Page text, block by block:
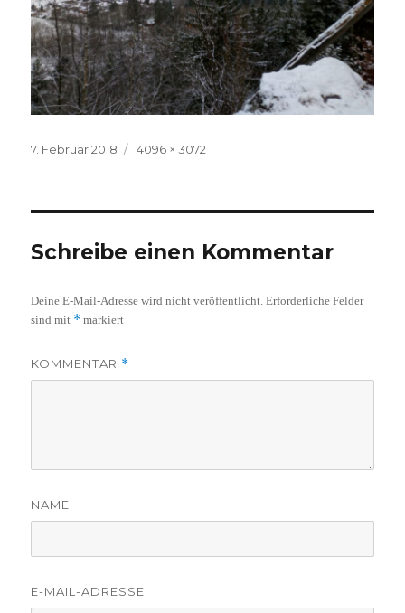
Veröffentlicht
7. Februar 2018
Volle
4096 × 3072
Schreibe einen Kommentar
Deine E-Mail-Adresse wird nicht veröffentlicht. Erforderliche Felder
sind mit * markiert
KOMMENTAR *
NAME
E-MAIL-ADRESSE